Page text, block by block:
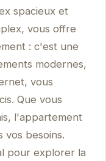
spacieux et
vous offre
: c'est une
modernes,
vous
Que vous
l'appartement
besoins.
pour explorer la